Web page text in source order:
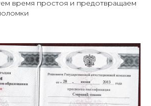
время простоя и предотвращаем